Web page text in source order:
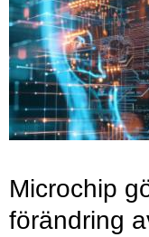
Microchip
förändring